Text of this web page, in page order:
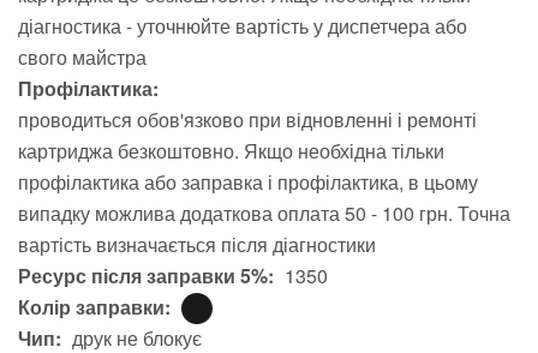
діагностика - уточнюйте вартість у диспетчера або
свого майстра
Профілактика:
проводиться обов'язково при відновленні і ремонті
картриджа безкоштовно. Якщо необхідна тільки
профілактика або заправка і профілактика, в цьому
випадку можлива додаткова оплата 50 - 100 грн. Точна
вартість визначається після діагностики
Ресурс після заправки 5%: 1350
Колір заправки:
Чип: друк не блокує